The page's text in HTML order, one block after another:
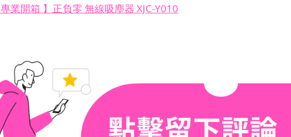
專業開箱 】正負零 無線吸塵器 XJC-Y010